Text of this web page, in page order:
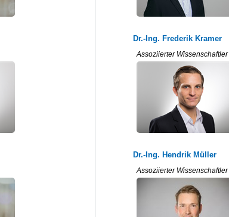
Dr.-Ing. Frederik Kramer
Assoziierter Wissenschaftler
Dr.-Ing. Hendrik Müller
Assoziierter Wissenschaftler